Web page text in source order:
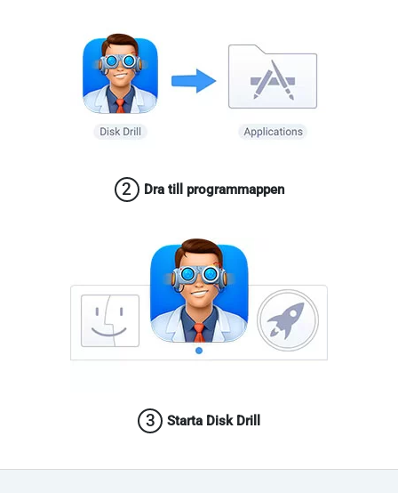
2 Dra till programmappen
3 Starta Disk Drill